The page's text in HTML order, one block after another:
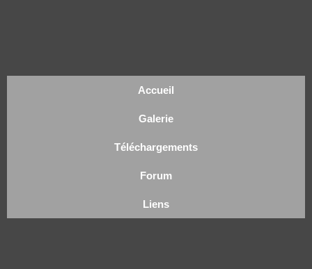
Accueil
Galerie
Téléchargements
Forum
Liens